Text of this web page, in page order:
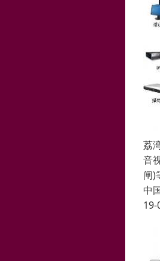
荔
音
闸)
中
19-